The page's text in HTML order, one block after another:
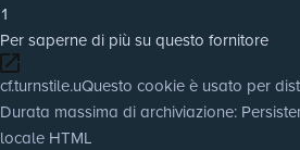
1
Per saperne di più su questo fornitore
cf.turnstile.uQuesto cookie è usato per
Durata massima di archiviazione:
locale HTML